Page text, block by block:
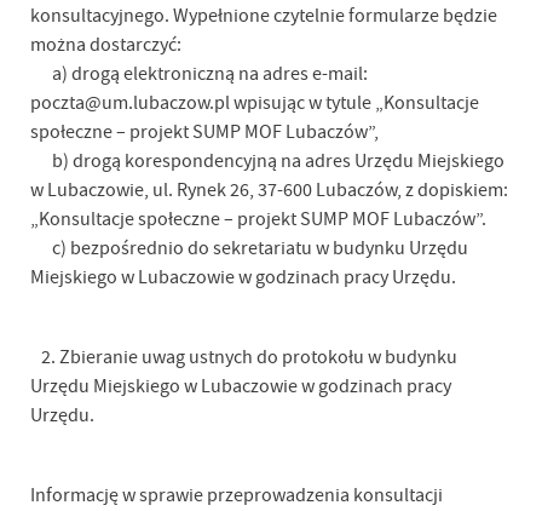
konsultacyjnego. Wypełnione czytelnie formularze będzie
można dostarczyć:
a) drogą elektroniczną na adres e-mail:
poczta@um.lubaczow.pl wpisując w tytule „Konsultacje
społeczne – projekt SUMP MOF Lubaczów”,
b) drogą korespondencyjną na adres Urzędu Miejskiego
w Lubaczowie, ul. Rynek 26, 37-600 Lubaczów, z dopiskiem:
„Konsultacje społeczne – projekt SUMP MOF Lubaczów”.
c) bezpośrednio do sekretariatu w budynku Urzędu
Miejskiego w Lubaczowie w godzinach pracy Urzędu.
2. Zbieranie uwag ustnych do protokołu w budynku
Urzędu Miejskiego w Lubaczowie w godzinach pracy
Urzędu.
Informację w sprawie przeprowadzenia konsultacji